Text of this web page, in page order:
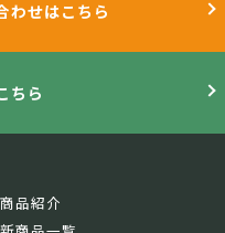
わせはこちら
ちら
商品紹介